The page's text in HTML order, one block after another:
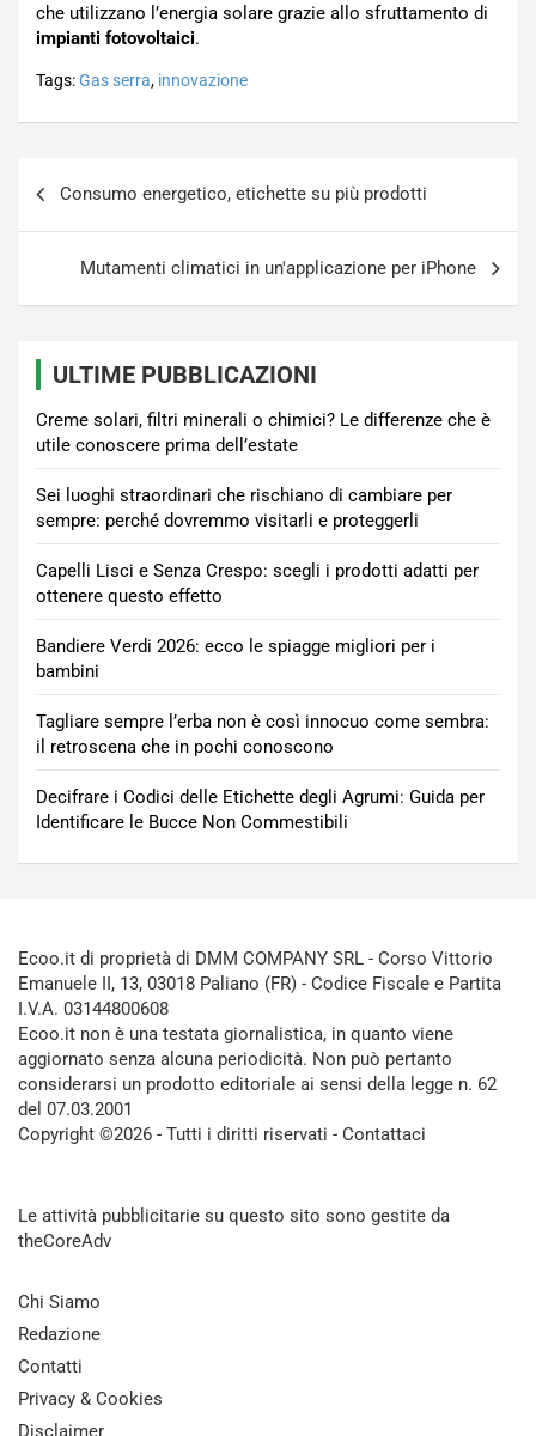
che utilizzano l’energia solare grazie allo sfruttamento di
impianti fotovoltaici.
Tags:Gas serra, innovazione
Consumo energetico, etichette su più prodotti
Mutamenti climatici in un'applicazione per iPhone
ULTIME PUBBLICAZIONI
Creme solari, filtri minerali o chimici? Le differenze che è
utile conoscere prima dell’estate
Sei luoghi straordinari che rischiano di cambiare per
sempre: perché dovremmo visitarli e proteggerli
Capelli Lisci e Senza Crespo: scegli i prodotti adatti per
ottenere questo effetto
Bandiere Verdi 2026: ecco le spiagge migliori per i
bambini
Tagliare sempre l’erba non è così innocuo come sembra:
il retroscena che in pochi conoscono
Decifrare i Codici delle Etichette degli Agrumi: Guida per
Identificare le Bucce Non Commestibili
Ecoo.it di proprietà di DMM COMPANY SRL - Corso Vittorio
Emanuele II, 13, 03018 Paliano (FR) - Codice Fiscale e Partita
I.V.A. 03144800608
Ecoo.it non è una testata giornalistica, in quanto viene
aggiornato senza alcuna periodicità. Non può pertanto
considerarsi un prodotto editoriale ai sensi della legge n. 62
del 07.03.2001
Copyright ©2026 - Tutti i diritti riservati - Contattaci
Le attività pubblicitarie su questo sito sono gestite da
theCoreAdv
Chi Siamo
Redazione
Contatti
Privacy & Cookies
Disclaimer